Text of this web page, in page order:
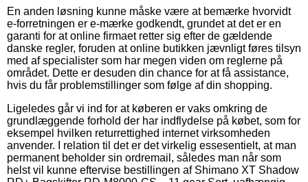
En anden løsning kunne måske være at bemærke hvorvidt
e-forretningen er e-mærke godkendt, grundet at det er en
garanti for at online firmaet retter sig efter de gældende
danske regler, foruden at online butikken jævnligt føres tilsyn
med af specialister som har megen viden om reglerne på
området. Dette er desuden din chance for at få assistance,
hvis du får problemstillinger som følge af din shopping.
Ligeledes går vi ind for at køberen er vaks omkring de
grundlæggende forhold der har indflydelse på købet, som for
eksempel hvilken returrettighed internet virksomheden
anvender. I relation til det er det virkelig essesentielt, at man
permanent beholder sin ordremail, således man når som
helst vil kunne eftervise bestillingen af Shimano XT Shadow